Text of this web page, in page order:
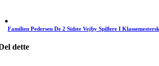
Familien Pedersen De 2 Sidste Vejby Spillere I
dette